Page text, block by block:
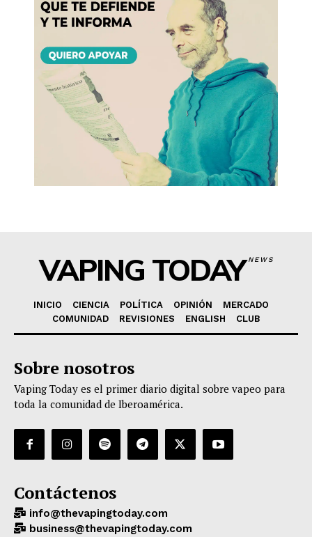
VAPING TODAYNEWS
INICIO CIENCIA POLÍTICA OPINIÓN
MERCADO
COMUNIDAD
REVISIONES ENGLISH CLUB
Sobre nosotros
Vaping Today es el primer diario digital sobre vapeo para
toda la comunidad de Iberoamérica.
Contáctenos
info@thevapingtoday.com
business@thevapingtoday.com